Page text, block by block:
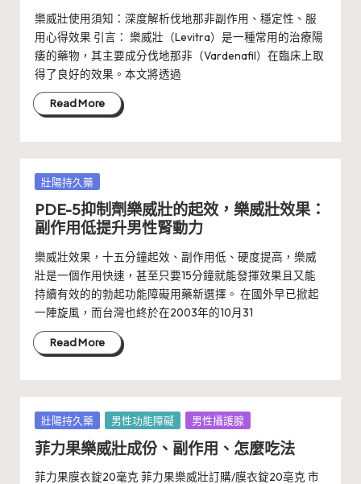
樂威壯使用須知：深度解析伐地那非副作用、穩定性、服
用心得效果 引言： 樂威壯（Levitra）是一種常用的治療陽
痿的藥物，其主要成分伐地那非（Vardenafil）在臨床上取
得了良好的效果。本文將透過
Read More
Posted
壯陽持久藥
PDE-5抑制劑樂威壯的起效，樂威壯效果：
副作用低提升男性腎動力
樂威壯效果，十五分鐘起效、副作用低、硬度提高，樂威
壯是一個作用快速，甚至只要15分鐘就能發揮效果且又能
持續有效的的勃起功能障礙用藥新選擇。 在國外早已掀起
一陣旋風，而台灣也終於在2003年的10月31
Read More
Posted
in
壯陽持久藥 男性功能障礙 男性攝護腺
菲力果樂威壯成份、副作用、怎麼吃法
菲力果膜衣錠20毫克 菲力果樂威壯訂購/膜衣錠20亳克 市